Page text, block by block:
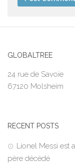
GLOBALTREE
24 rue de Savoie
67120 Molsheim
RECENT POSTS
Lionel Messi est
père décédé